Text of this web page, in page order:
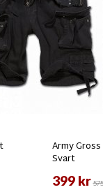
Army
Svart
399 kr